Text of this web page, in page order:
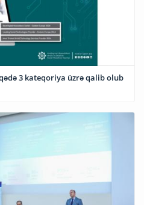
3 kateqoriya üzrə qalib olub